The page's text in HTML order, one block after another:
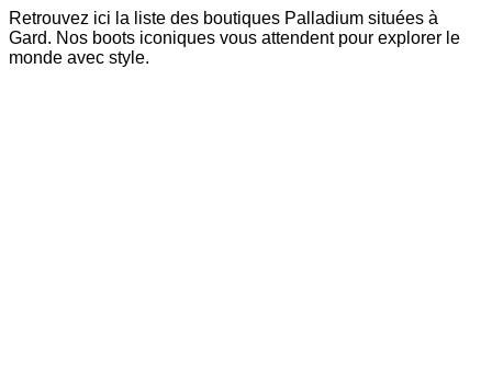
Retrouvez ici la liste des boutiques Palladium situées à
Gard. Nos boots iconiques vous attendent pour explorer le
monde avec style.